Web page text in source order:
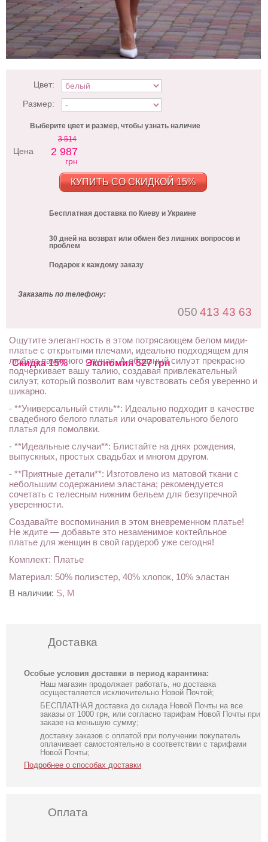
Скидка 15% Экономия 527 грн
Цвет:
Размер:
Выберите цвет и размер, чтобы узнать наличие
Цена
3 514
2 987
грн
КУПИТЬ СО СКИДКОЙ 15%
Бесплатная доставка по Киеву и Украине
30 дней на возврат или обмен без лишних вопросов и
проблем
Подарок к каждому заказу
Заказать по телефону:
050 413 43 63
Ощутите элегантность в этом потрясающем белом миди-
платье с открытыми плечами, идеально подходящем для
любого памятного случая. А-образный силуэт прекрасно
подчеркивает вашу талию, создавая привлекательный
силуэт, который позволит вам чувствовать себя уверенно и
шикарно.
- **Универсальный стиль**: Идеально подходит в качестве
свадебного белого платья или очаровательного белого
платья для помолвки.
- **Идеальные случаи**: Блистайте на днях рождения,
выпускных, простых свадьбах и многом другом.
- **Приятные детали**: Изготовлено из матовой ткани с
небольшим содержанием эластана; рекомендуется
сочетать с телесным нижним бельем для безупречной
уверенности.
Создавайте воспоминания в этом вневременном платье!
Не ждите — добавьте это незаменимое коктейльное
платье для женщин в свой гардероб уже сегодня!
Комплект: Платье
Материал: 50% полиэстер, 40% хлопок, 10% эластан
В наличии: S, M
Доставка
Особые условия доставки в период карантина:
Наш магазин продолжает работать, но доставка
осуществляется исключительно Новой Почтой;
БЕСПЛАТНАЯ доставка до склада Новой Почты на все
заказы от 1000 грн, или согласно тарифам Новой Почты при
заказе на меньшую сумму;
доставку заказов с оплатой при получении покупатель
оплачивает самостоятельно в соответствии с тарифами
Новой Почты;
Подробнее о способах доставки
Оплата